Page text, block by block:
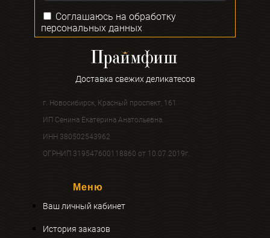
Доставка свежих деликатесов
г. Новосибирск, Красный проспект, 161
ИП Сенина Екатерина Анатольевна.
ИНН 380502543962
ОГРНИП 319547600118860 от 10.07.2019г.
Соглашаюсь на обработку
персональных данных
Меню
Ваш личный кабинет
История заказов